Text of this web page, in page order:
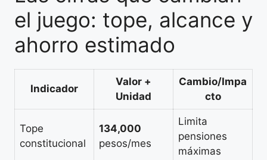
el juego: tope, alcance y
ahorro estimado
Indicador
Valor +
Unidad
Cambio/Impa
cto
Tope
constitucional
134,000
pesos/mes
Limita
pensiones
máximas